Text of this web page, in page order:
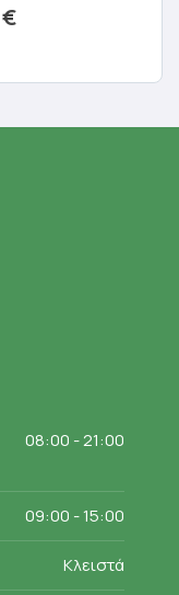
€
08:00 - 21:00
09:00 - 15:00
Κλειστά